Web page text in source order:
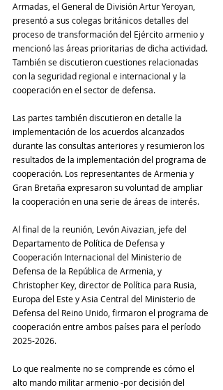
Armadas, el General de División Artur Yeroyan,
presentó a sus colegas británicos detalles del
proceso de transformación del Ejército armenio y
mencionó las áreas prioritarias de dicha actividad.
También se discutieron cuestiones relacionadas
con la seguridad regional e internacional y la
cooperación en el sector de defensa.
Las partes también discutieron en detalle la
implementación de los acuerdos alcanzados
durante las consultas anteriores y resumieron los
resultados de la implementación del programa de
cooperación. Los representantes de Armenia y
Gran Bretaña expresaron su voluntad de ampliar
la cooperación en una serie de áreas de interés.
Al final de la reunión, Levón Aivazian, jefe del
Departamento de Política de Defensa y
Cooperación Internacional del Ministerio de
Defensa de la República de Armenia, y
Christopher Key, director de Política para Rusia,
Europa del Este y Asia Central del Ministerio de
Defensa del Reino Unido, firmaron el programa de
cooperación entre ambos países para el período
2025-2026.
Lo que realmente no se comprende es cómo el
alto mando militar armenio -por decisión del